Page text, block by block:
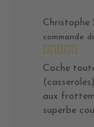
Christophe
commande
Coche
aux
superbe